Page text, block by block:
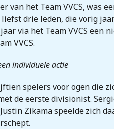
van het Team VVCS, was
drie leden, die vorig
via het Team VVCS
VVCS.
individuele actie
spelers voor ogen die
de eerste divisionist.
Zikama speelde zich